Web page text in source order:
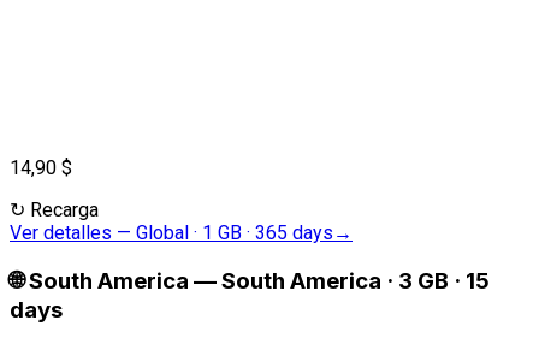
14,90 $
↻ Recarga
Ver detalles — Global · 1 GB · 365 days →
🌐South America —South America · 3 GB · 15
days